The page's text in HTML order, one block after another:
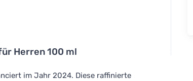
Herren 100 ml
im Jahr 2024. Diese raffinierte